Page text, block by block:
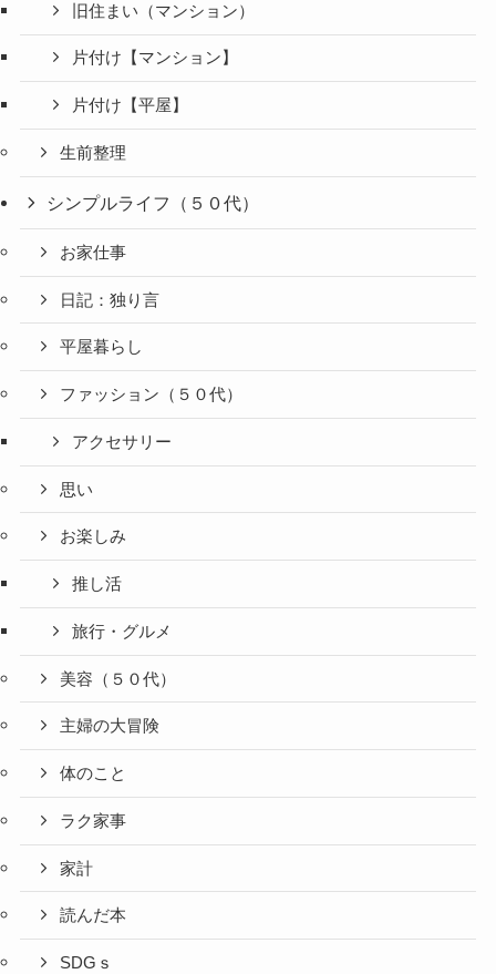
旧住まい（マンション）
片付け【マンション】
片付け【平屋】
生前整理
シンプルライフ（５０代）
お家仕事
日記：独り言
平屋暮らし
ファッション（５０代）
アクセサリー
思い
お楽しみ
推し活
旅行・グルメ
美容（５０代）
主婦の大冒険
体のこと
ラク家事
家計
読んだ本
SDGｓ